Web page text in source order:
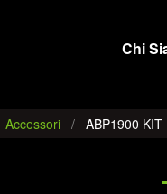
Chi
Accessori ABP1900 KIT